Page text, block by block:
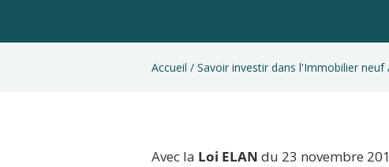
Accueil / Savoir investir dans l'Immobilier neuf
Avec la Loi ELAN du 23 novembre